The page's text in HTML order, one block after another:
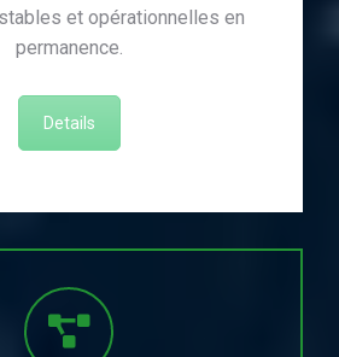
et opérationnelles en
permanence.
Details